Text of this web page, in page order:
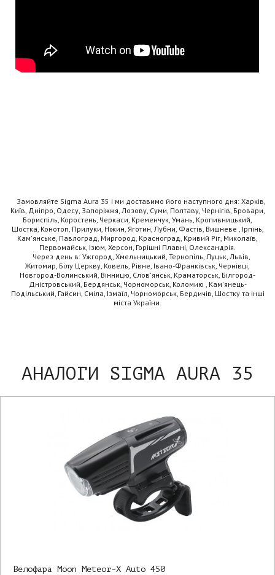
Замовляйте Sigma Aura 35 і ми доставимо його наступного дня: Харків,
Київ, Дніпро, Одесу, Запоріжжя, Лозову, Суми, Полтаву, Чернігів, Бровари,
Бориспіль, Коростень, Черкаси, Кременчук, Умань, Кропивницький,
Шостка, Конотоп, Прилуки, Ніжин, Яготин, Лубни, Фастів, Вишневе , Ірпінь,
Кам'янське, Павлоград, Миргород, Красноград, Кривий Ріг, Миколаїв,
Первомайськ, Ізюм, Херсон, Горішні Плавні, Олександрія.
Через день в: Ужгород, Хмельницький, Тернопіль, Луцьк, Львів,
Житомир, Білу Церкву, Ковель, Рівне, Івано-Франківськ, Чернівці,
Новгород-Волинський, Вінницю, Слов'янськ, Краматорськ, Білгород-
Дністровський, Бердянськ, Чорноморськ, Коломию , Кам'янець-
Подільський, Гайсин, Сміла, Ізмаїл, Чорноморськ, Бердичів, Шостку та інші
міста України.
АНАЛОГИ SIGMA AURA 35
Велофара Moon Meteor-X Auto 450